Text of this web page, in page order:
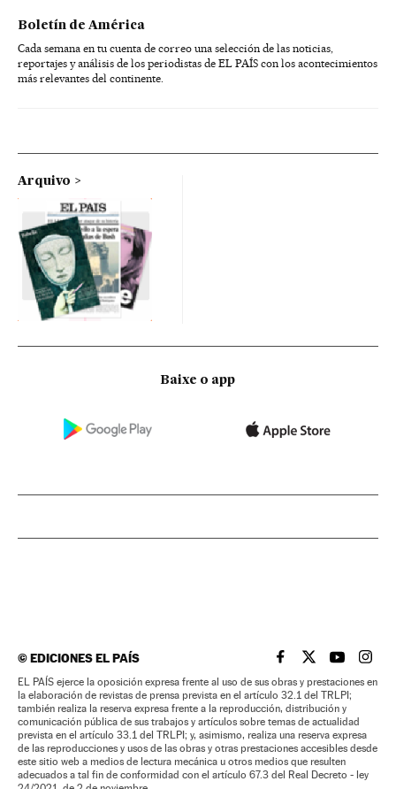
Boletín de América
Cada semana en tu cuenta de correo una selección de las noticias,
reportajes y análisis de los periodistas de EL PAÍS con los acontecimientos
más relevantes del continente.
Arquivo
Baixe o app
©EDICIONES EL PAÍS EL PAÍS BRASIL EN
EL PAÍSEL PAÍS
EL
EL PAÍS ejerce la oposición expresa frente al uso de sus obras y prestaciones en
la elaboración de revistas de prensa prevista en el artículo 32.1 del TRLPI;
también realiza la reserva expresa frente a la reproducción, distribución y
comunicación pública de sus trabajos y artículos sobre temas de actualidad
prevista en el artículo 33.1 del TRLPI; y, asimismo, realiza una reserva expresa
de las reproducciones y usos de las obras y otras prestaciones accesibles desde
este sitio web a medios de lectura mecánica u otros medios que resulten
adecuados a tal fin de conformidad con el artículo 67.3 del Real Decreto - ley